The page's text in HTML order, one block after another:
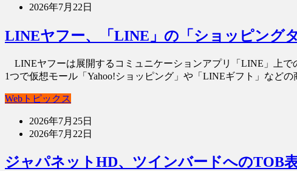
2026年7月22日
LINEヤフー、「LINE」の「ショッピング
LINEヤフーは展開するコミュニケーションアプリ「LINE」上
1つで仮想モール「Yahoo!ショッピング」や「LINEギフト」など
Webトピックス
2026年7月25日
2026年7月22日
ジャパネットHD、ツインバードへのTOB